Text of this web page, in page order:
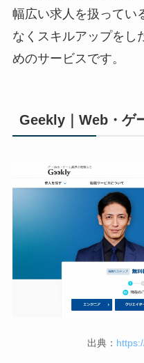
幅広い求人を扱ってい
なくスキルアップをし
めのサービスです。
Geekly｜Web・ゲ
出典：